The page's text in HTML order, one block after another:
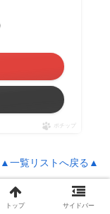
ポチップ
▲一覧リストへ戻る▲
ッカー 6種セ
トップ サイドバー